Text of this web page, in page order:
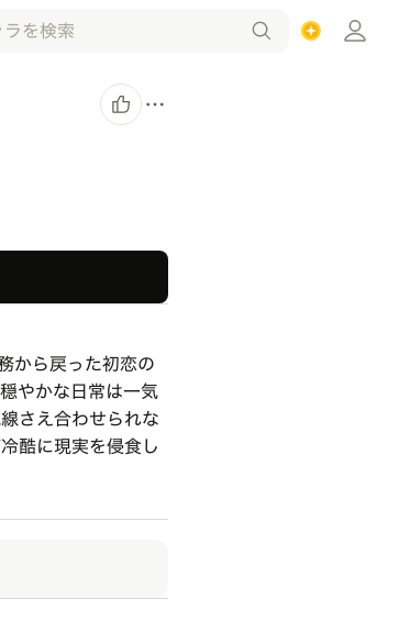
から戻った初恋の
やかな日常は一気
さえ合わせられな
酷に現実を侵食し